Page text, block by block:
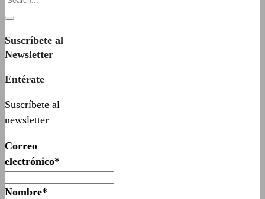
Suscríbete al
Newsletter
Entérate
Suscríbete al
newsletter
Correo
electrónico*
Nombre*